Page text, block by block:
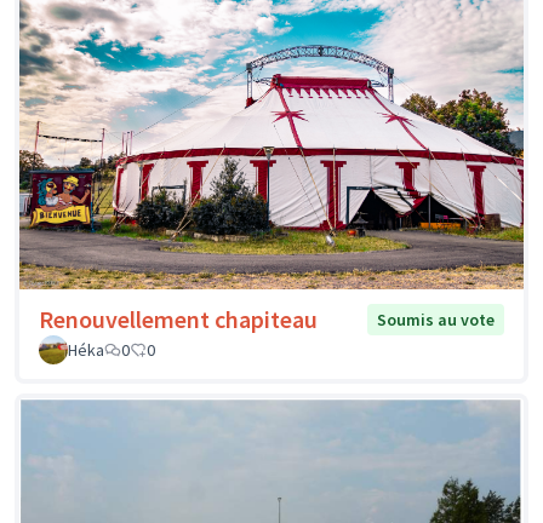
Renouvellement chapiteau
Soumis au vote
Héka
0 0